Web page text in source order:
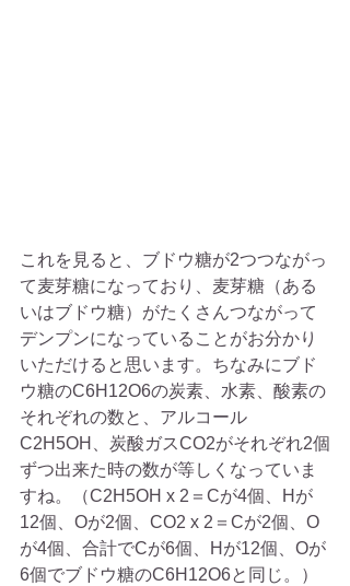
これを見ると、ブドウ糖が2つつながっ
て麦芽糖になっており、麦芽糖（ある
いはブドウ糖）がたくさんつながって
デンプンになっていることがお分かり
いただけると思います。ちなみにブド
ウ糖のC6H12O6の炭素、水素、酸素の
それぞれの数と、アルコール
C2H5OH、炭酸ガスCO2がそれぞれ2個
ずつ出来た時の数が等しくなっていま
すね。（C2H5OH x 2＝Cが4個、Hが
12個、Oが2個、CO2 x 2＝Cが2個、O
が4個、合計でCが6個、Hが12個、Oが
6個でブドウ糖のC6H12O6と同じ。）